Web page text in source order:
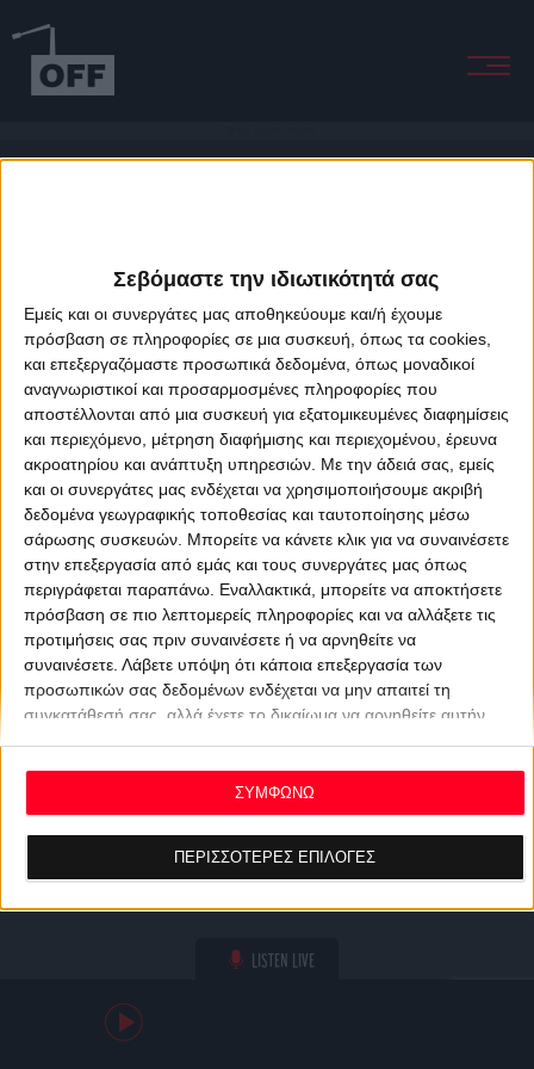
Σεβόμαστε την ιδιωτικότητά σας
Εμείς και οι συνεργάτες μας αποθηκεύουμε και/ή έχουμε
πρόσβαση σε πληροφορίες σε μια συσκευή, όπως τα cookies,
και επεξεργαζόμαστε προσωπικά δεδομένα, όπως μοναδικοί
αναγνωριστικοί και προσαρμοσμένες πληροφορίες που
αποστέλλονται από μια συσκευή για εξατομικευμένες διαφημίσεις
και περιεχόμενο, μέτρηση διαφήμισης και περιεχομένου, έρευνα
ακροατηρίου και ανάπτυξη υπηρεσιών. Με την άδειά σας, εμείς
και οι συνεργάτες μας ενδέχεται να χρησιμοποιήσουμε ακριβή
δεδομένα γεωγραφικής τοποθεσίας και ταυτοποίησης μέσω
σάρωσης συσκευών. Μπορείτε να κάνετε κλικ για να συναινέσετε
στην επεξεργασία από εμάς και τους συνεργάτες μας όπως
περιγράφεται παραπάνω. Εναλλακτικά, μπορείτε να αποκτήσετε
πρόσβαση σε πιο λεπτομερείς πληροφορίες και να αλλάξετε τις
προτιμήσεις σας πριν συναινέσετε ή να αρνηθείτε να
συναινέσετε. Λάβετε υπόψη ότι κάποια επεξεργασία των
προσωπικών σας δεδομένων ενδέχεται να μην απαιτεί τη
συγκατάθεσή σας, αλλά έχετε το δικαίωμα να αρνηθείτε αυτήν
ανακαλέσετε τη συγκατάθεσή σας ανά πάσα στιγμή
επιστρέφοντας σε αυτόν τον ιστότοπο και κάνοντας κλικ στο
κουμπί "Απορρήτου" στο κάτω μέρος της ιστοσελίδας.
ΠΕΡΙΣΣΟΤΕΡΕΣ ΕΠΙΛΟΓΕΣ
ΣΥΜΦΩΝΩ
LISTEN LIVE
About Offradio Business Class Terms & Conditions
Privacy Policy
Designed & developed byporcupine colors&Fotis Alexandrou